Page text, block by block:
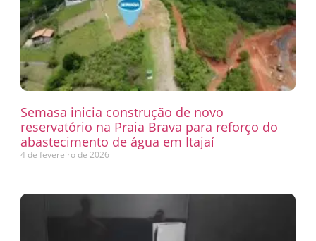
Semasa inicia construção de novo
reservatório na Praia Brava para reforço do
abastecimento de água em Itajaí
4 de fevereiro de 2026